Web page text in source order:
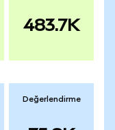
483.7K
Değerlendirme